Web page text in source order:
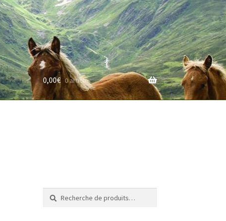
0,00€ 0 article
Recherche
pour :
Recherche